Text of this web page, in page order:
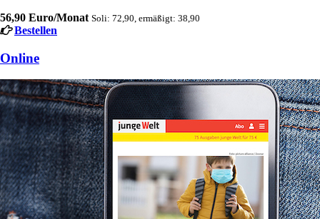
56,90 Euro/Monat Soli: 72,90, ermäßigt: 38,90
Bestellen
Online